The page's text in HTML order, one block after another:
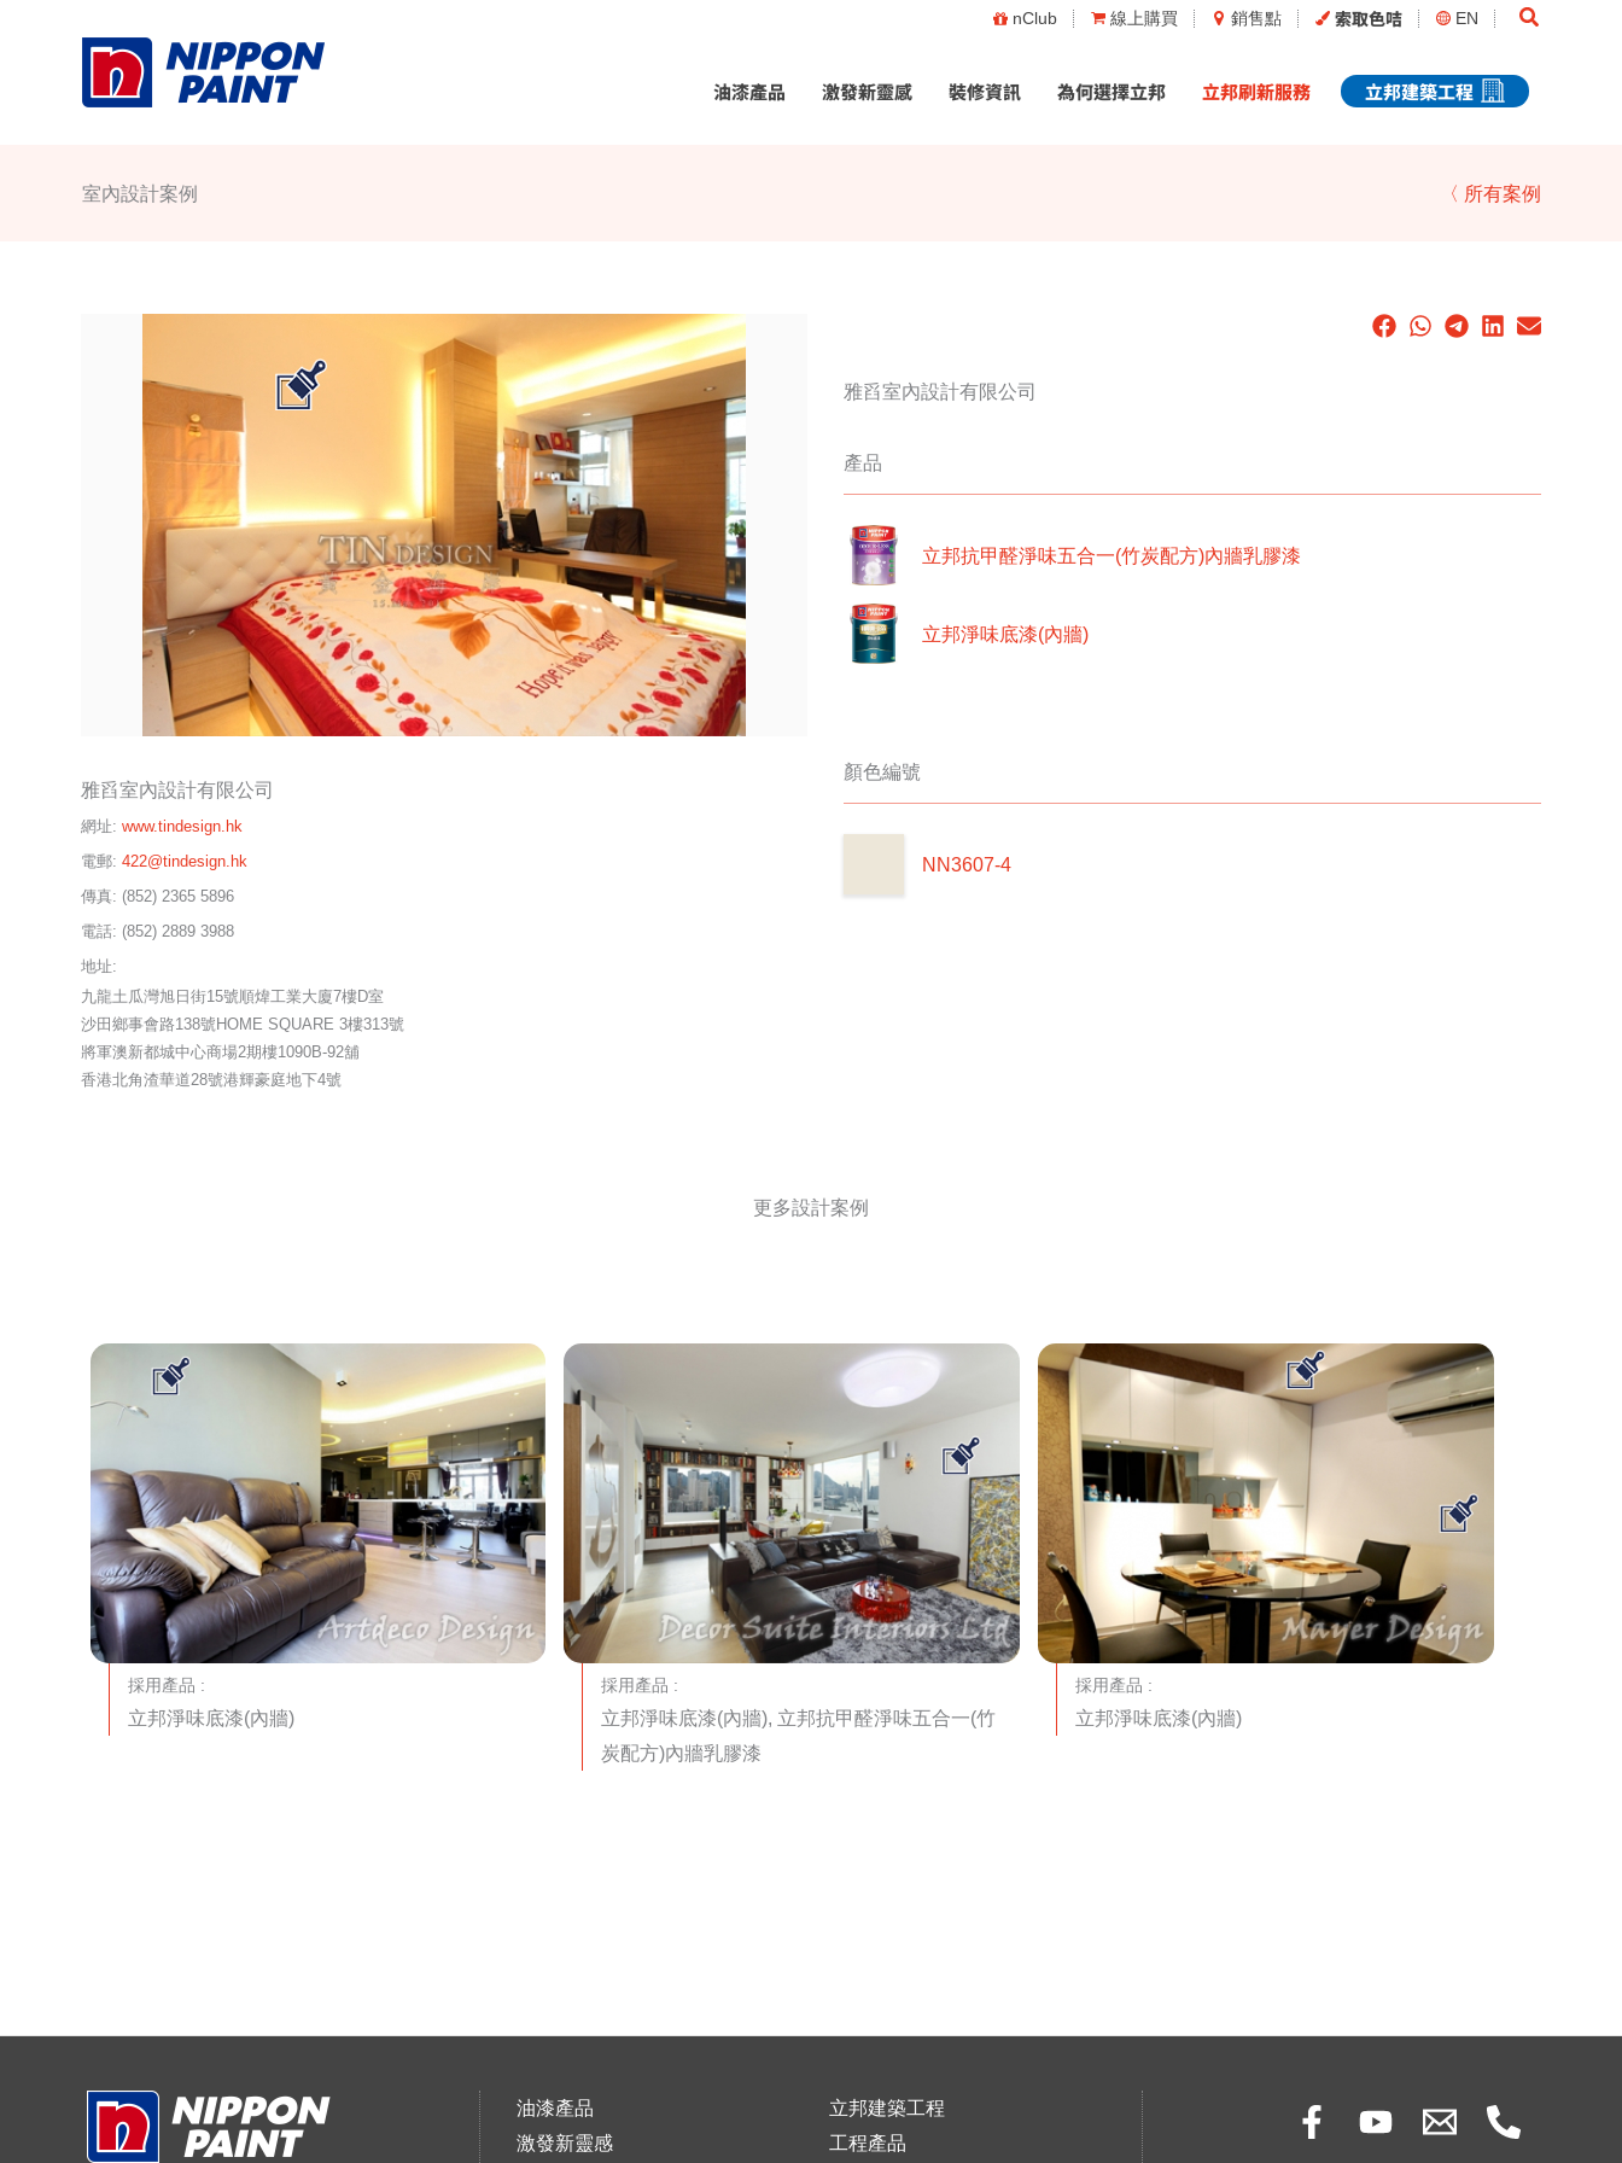
nClub 線上購買 銷售點 索取色咭 EN Search
油漆產品 激發新靈感 裝修資訊 為何選擇立邦 立邦刷新服務 立邦建築工程
室內設計案例 〈 所有案例
雅舀室內設計有限公司
網址: www.tindesign.hk
電郵: 422@tindesign.hk
傳真: (852) 2365 5896
電話: (852) 2889 3988
地址:
九龍土瓜灣旭日街15號順煒工業大廈7樓D室
沙田鄉事會路138號HOME SQUARE 3樓313號
將軍澳新都城中心商場2期樓1090B-92舖
香港北角渣華道28號港輝豪庭地下4號
雅舀室內設計有限公司
產品
立邦抗甲醛淨味五合一(竹炭配方)內牆乳膠漆
立邦淨味底漆(內牆)
顏色編號
NN3607-4
更多設計案例
採用產品 :
立邦淨味底漆(內牆)
採用產品 :
立邦淨味底漆(內牆), 立邦抗甲醛淨味五合一(竹
炭配方)內牆乳膠漆
採用產品 :
立邦淨味底漆(內牆)
油漆產品
激發新靈感
立邦建築工程
工程產品